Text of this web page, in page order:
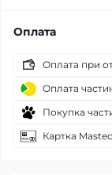
Оплата
Оплата при
Оплата
Покупка
Картка